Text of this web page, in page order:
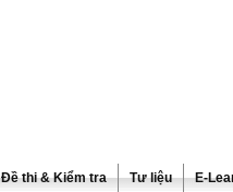
Đề thi & Kiểm tra Tư liệu E-